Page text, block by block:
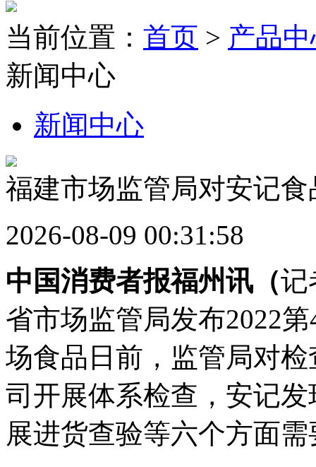
当前位置： 首页 > 产品
新闻中心
新闻中心
福建市场监管局对安记
2026-08-09 00:31:58
中国消费者报福州讯（记
省市场监管局发布2022
场食品日前，监管局对检
司开展体系检查，安记
展进货查验等六个方面